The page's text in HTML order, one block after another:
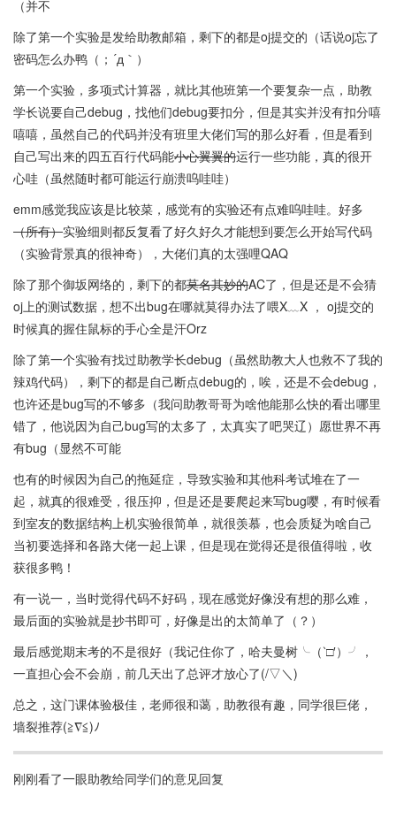
（并不
除了第一个实验是发给助教邮箱，剩下的都是oj提交的（话说oj忘了
密码怎么办鸭（；´д｀）ゞ
第一个实验，多项式计算器，就比其他班第一个要复杂一点，助教
学长说要自己debug，找他们debug要扣分，但是其实并没有扣分嘻
嘻嘻，虽然自己的代码并没有班里大佬们写的那么好看，但是看到
自己写出来的四五百行代码能小心翼翼的运行一些功能，真的很开
心哇（虽然随时都可能运行崩溃呜哇哇）
emm感觉我应该是比较菜，感觉有的实验还有点难呜哇哇。好多
（所有）实验细则都反复看了好久好久才能想到要怎么开始写代码
（实验背景真的很神奇），大佬们真的太强哩QAQ
除了那个御坂网络的，剩下的都莫名其妙的AC了，但是还是不会猜
oj上的测试数据，想不出bug在哪就莫得办法了喂X﹏X ， oj提交的
时候真的握住鼠标的手心全是汗Orz
除了第一个实验有找过助教学长debug（虽然助教大人也救不了我的
辣鸡代码），剩下的都是自己断点debug的，唉，还是不会debug，
也许还是bug写的不够多（我问助教哥哥为啥他能那么快的看出哪里
错了，他说因为自己bug写的太多了，太真实了吧哭辽）愿世界不再
有bug（显然不可能
也有的时候因为自己的拖延症，导致实验和其他科考试堆在了一
起，就真的很难受，很压抑，但是还是要爬起来写bug嘤，有时候看
到室友的数据结构上机实验很简单，就很羡慕，也会质疑为啥自己
当初要选择和各路大佬一起上课，但是现在觉得还是很值得啦，收
获很多鸭！
有一说一，当时觉得代码不好码，现在感觉好像没有想的那么难，
最后面的实验就是抄书即可，好像是出的太简单了（？）
最后感觉期末考的不是很好（我记住你了，哈夫曼树╰（‵□′）╯，
一直担心会不会崩，前几天出了总评才放心了(/▽＼)
总之，这门课体验极佳，老师很和蔼，助教很有趣，同学很巨佬，
墙裂推荐(≧∇≦)ﾉ
刚刚看了一眼助教给同学们的意见回复